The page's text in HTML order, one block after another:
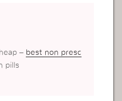
– best non presc
pills